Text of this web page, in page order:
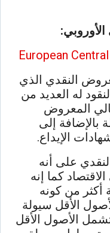
European
النقدي الذي
له العديد من
المعروض
بالإضافة إلى
الإيداع.
على أنه
كما إنه
أكثر من كونه
الأقل سيولة
الأصول الأقل